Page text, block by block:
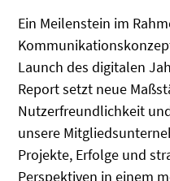
Ein Meilenstein im
Launch des digitalen
Report setzt neue
Nutzerfreundlichkeit
unsere
Projekte, Erfolge und
Perspektiven in einem